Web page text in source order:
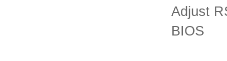
Adjust
BIOS